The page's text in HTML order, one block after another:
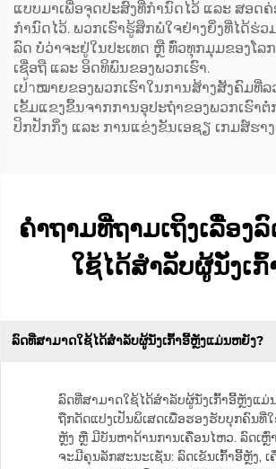
ແບບມາເພື່ອຈຸດປະສົງທີ່ກຳນົດໄວ້ ແລະ ສອດ
ກຳນົດໄວ້. ພວກເຮົາຮູ້ສຶກພໍໃຈຢ່າງຍິ່ງທີ່ໄດ້ຮ່
ລົດ ບໍ່ວ່າຈະຢູ່ໃນປະເທດ ຫຼື ທົ່ວທຸກມຸມຂອງໂລ
ເຊື່ອຖື ແລະ ອິດທິພົນຂອງພວກເຮົາ.
ເປ้าໝາຍຂອງພວກເຮົາໃນການສ້າງສັງຄົມທີ່ລ
ເຂັ້ມແຂງຂຶ້ນຈາກການອຸປະຖຳຂອງພວກເຮົາ
ປິກປັກກິ່ງ ແລະ ການແຂ່ງຂັນເອຊຽ ເກມສ໌ຮາ
ຄຳຖາມທີ່ຖາມເຖິງເລື່ອງ
ໃຊ້ໄດ້ສຳລັບຜູ້ນັ່ງເ
ລົດທີ່ສາມາດໃຊ້ໄດ້ສຳລັບຜູ້ນັ່ງເກົ້າອີ້ຫຼັງແມ່ນຫຍັງ?
ລົດທີ່ສາມາດໃຊ້ໄດ້ສຳລັບຜູ້ນັ່ງເກົ້າອີ້ຫຼັງແມ່
ຖືກດັດແປງເປັນພິເສດເພື່ອຮອງຮັບບຸກຄົນທີ່ໃ
ຫຼັງ ຫຼື ມີບັນຫາດ້ານການເຄື່ອນໄຫວ. ລົດເຫຼົ່
ຈະມີຄຸນລັກສະນະເຊັ່ນ: ລົດເຂັນເກົ້າອີ້ຫຼັງ, ເ